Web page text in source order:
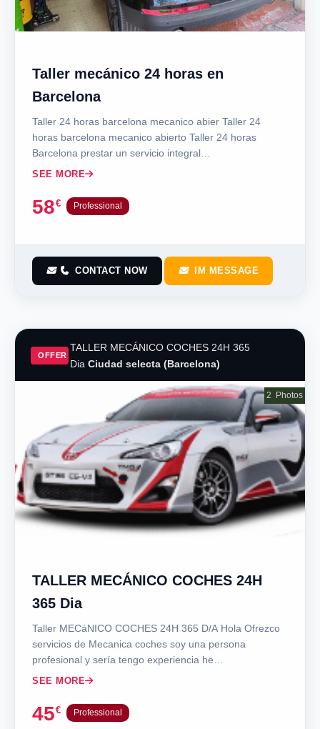
Doors
Keyword Search
SEARCH VEHICLES
Taller mecánico 24 horas en
Barcelona
Taller 24 horas barcelona mecanico abier Taller 24
horas barcelona mecanico abierto Taller 24 horas
Barcelona prestar un servicio integral…
SEE MORE
58€ Professional
CONTACT NOW IM MESSAGE
OFFER
TALLER MECÁNICO COCHES 24H 365
Dia Ciudad selecta (Barcelona)
TALLER MECÁNICO COCHES 24H
365 Dia
Taller MECáNICO COCHES 24H 365 D/A Hola Ofrezco
servicios de Mecanica coches soy una persona
profesional y sería tengo experiencia he…
SEE MORE
45€ Professional
2 Photos